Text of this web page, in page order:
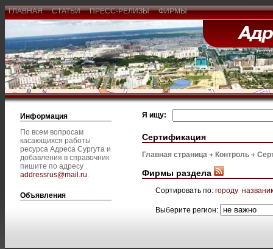
ГЛАВНАЯ СТАТЬИ ПРЕСС-РЕЛИЗЫ ФИРМЫ
Информация
По всем вопросам
касающихся работы
ресурса Адреса Сургута и
добавления в справочник
пишите по адресу
addressrus@mail.ru.
Объявления
Я ищу:
Сертификация
Главная страница Контроль
Фирмы раздела
Сортировать по: городу
Выберите регион: